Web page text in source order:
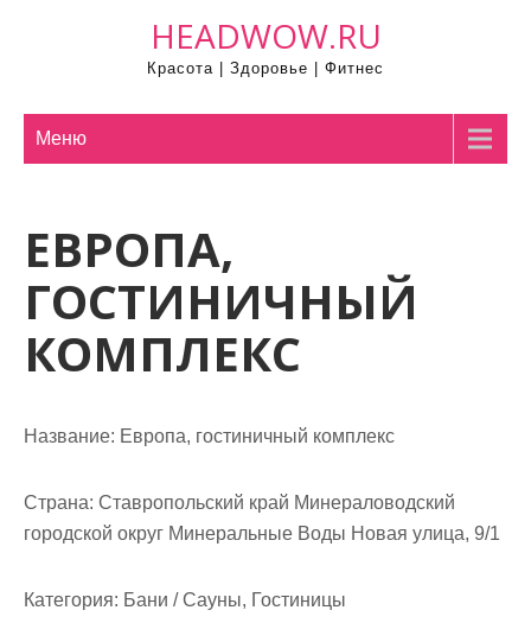
HEADWOW.RU
Красота | Здоровье | Фитнес
Меню
ЕВРОПА,
ГОСТИНИЧНЫЙ
КОМПЛЕКС
Название: Европа, гостиничный комплекс
Страна: Ставропольский край Минераловодский
городской округ Минеральные Воды Новая улица, 9/1
Категория: Бани / Сауны, Гостиницы